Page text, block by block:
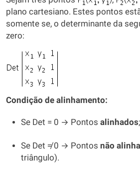
plano cartesiano. Estes pontos
somente se, o determinante da
zero:
Condição de alinhamento:
Se Det = 0 → Pontos alinhados;
Se Det ≠ 0 → Pontos não
triângulo).